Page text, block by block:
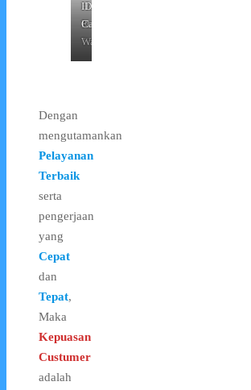
Holder
Karet
Transparant
Holder
Plastik
Warna
ID
Card
Dengan
mengutamankan
Pelayanan
Terbaik
serta
pengerjaan
yang
Cepat
dan
Tepat,
Maka
Kepuasan
Custumer
adalah